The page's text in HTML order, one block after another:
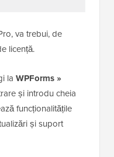
va trebui, de
licență.
la WPForms »
și introdu cheia
funcționalitățile
și suport